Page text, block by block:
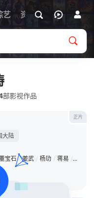
艺 资讯
部影视作品
正片
大陆
宝石 / 姜武 / 杨玏 / 蒋易 / 雷佳音